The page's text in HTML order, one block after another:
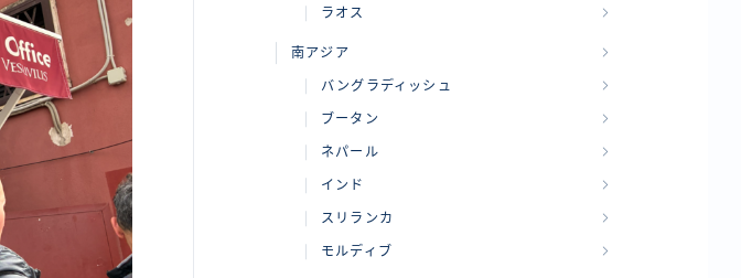
ラオス
南アジア
バングラディッシュ
ブータン
ネパール
インド
スリランカ
モルディブ